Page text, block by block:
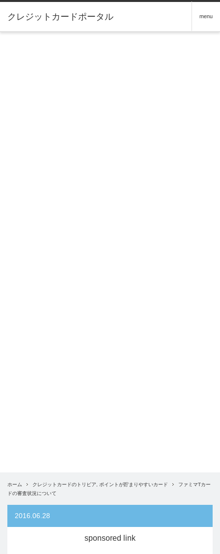
menu
クレジットカードポータル
ホーム クレジットカードのトリビア ポイントが貯まりやすいカード
ファミマTカー
ドの審査状況について
2016.06.28
sponsored link